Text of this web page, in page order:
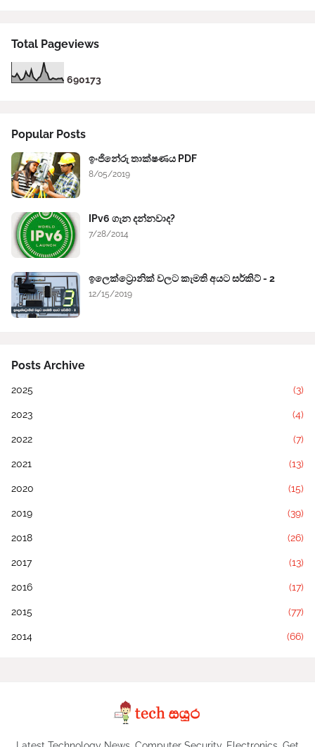
Total Pageviews
690173
Popular Posts
ඉංජිනේරු තාක්ෂණය PDF
8/05/2019
IPv6 ගැන දන්නවාද?
7/28/2014
ඉලෙක්ට්‍රොනික් වලට කැමති අයට සර්කිට් - 2
12/15/2019
Posts Archive
2025 (3)
2023 (4)
2022 (7)
2021 (13)
2020 (15)
2019 (39)
2018 (26)
2017 (13)
2016 (17)
2015 (77)
2014 (66)